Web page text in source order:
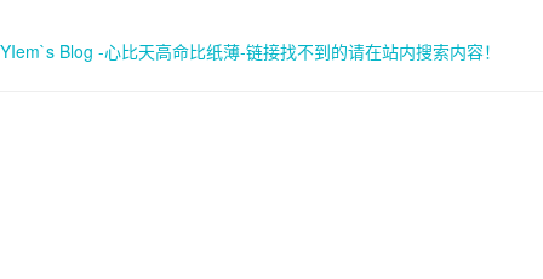
YIem`s Blog -心比天高命比纸薄-链接找不到的请在站内搜索内容！